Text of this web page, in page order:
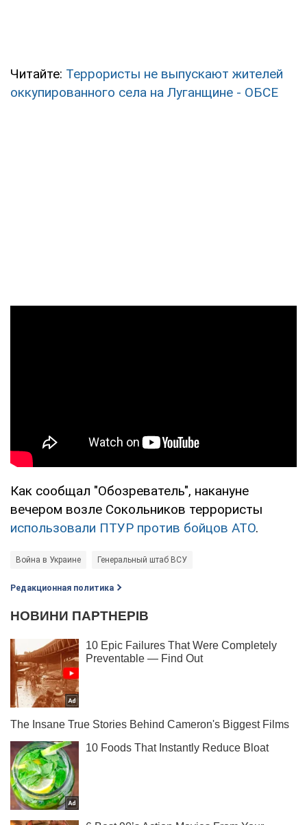
Читайте: Террористы не выпускают жителей
оккупированного села на Луганщине - ОБСЕ
Как сообщал "Обозреватель", накануне
вечером возле Сокольников террористы
использовали ПТУР против бойцов АТО.
Война в Украине Генеральный штаб ВСУ
Редакционная политика